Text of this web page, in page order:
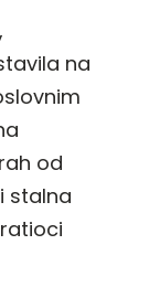
na
od
stalna